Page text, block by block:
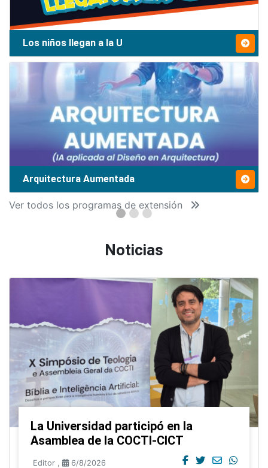
Los niños llegan a la U
Arquitectura Aumentada
Ver todos los programas de extensión
Noticias
La Universidad participó en la
Asamblea de la COCTI-CICT
Editor , 6/8/2026